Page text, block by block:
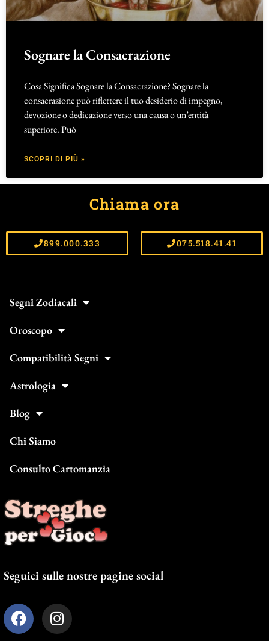
Sognare la Consacrazione
Cosa Significa Sognare la Consacrazione? Sognare la
consacrazione può riflettere il tuo desiderio di impegno,
devozione o dedicazione verso una causa o un’entità
superiore. Può
SCOPRI DI PIÙ »
Chiama ora
899.000.333 075.518.41.41
Segni Zodiacali
Oroscopo
Compatibilità Segni
Astrologia
Blog
Chi Siamo
Consulto Cartomanzia
Seguici sulle nostre pagine social
F
a
I
n